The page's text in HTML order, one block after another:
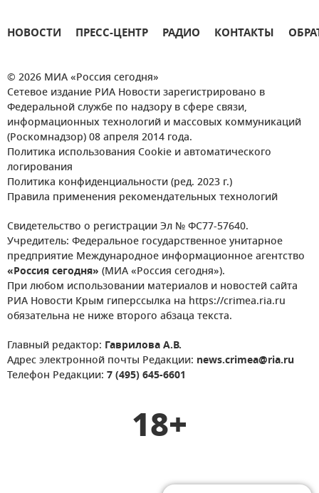
НОВОСТИ ПРЕСС-ЦЕНТР РАДИО КОНТАКТЫ
© 2026 МИА «Россия сегодня»
Сетевое издание РИА Новости зарегистрировано в
Федеральной службе по надзору в сфере связи,
информационных технологий и массовых коммуникаций
(Роскомнадзор) 08 апреля 2014 года.
Политика использования Cookie и автоматического
логирования
Политика конфиденциальности (ред. 2023 г.)
Правила применения рекомендательных технологий
Свидетельство о регистрации Эл № ФС77-57640.
Учредитель: Федеральное государственное унитарное
предприятие Международное информационное агентство
«Россия сегодня» (МИА «Россия сегодня»).
При любом использовании материалов и новостей сайта
РИА Новости Крым гиперссылка на https://crimea.ria.ru
обязательна не ниже второго абзаца текста.
Главный редактор: Гаврилова А.В.
Адрес электронной почты Редакции: news.crimea@ria.ru
Телефон Редакции: 7 (495) 645-6601
18+